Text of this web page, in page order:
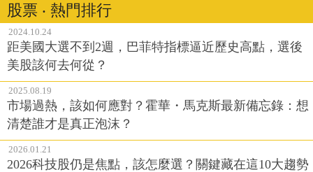
股票 ‧ 熱門排行
2024.10.24
距美國大選不到2週，巴菲特指標逼近歷史高點，選後
美股該何去何從？
2025.08.19
市場過熱，該如何應對？霍華・馬克斯最新備忘錄：想
清楚誰才是真正泡沫？
2026.01.21
2026科技股仍是焦點，該怎麼選？關鍵藏在這10大趨勢